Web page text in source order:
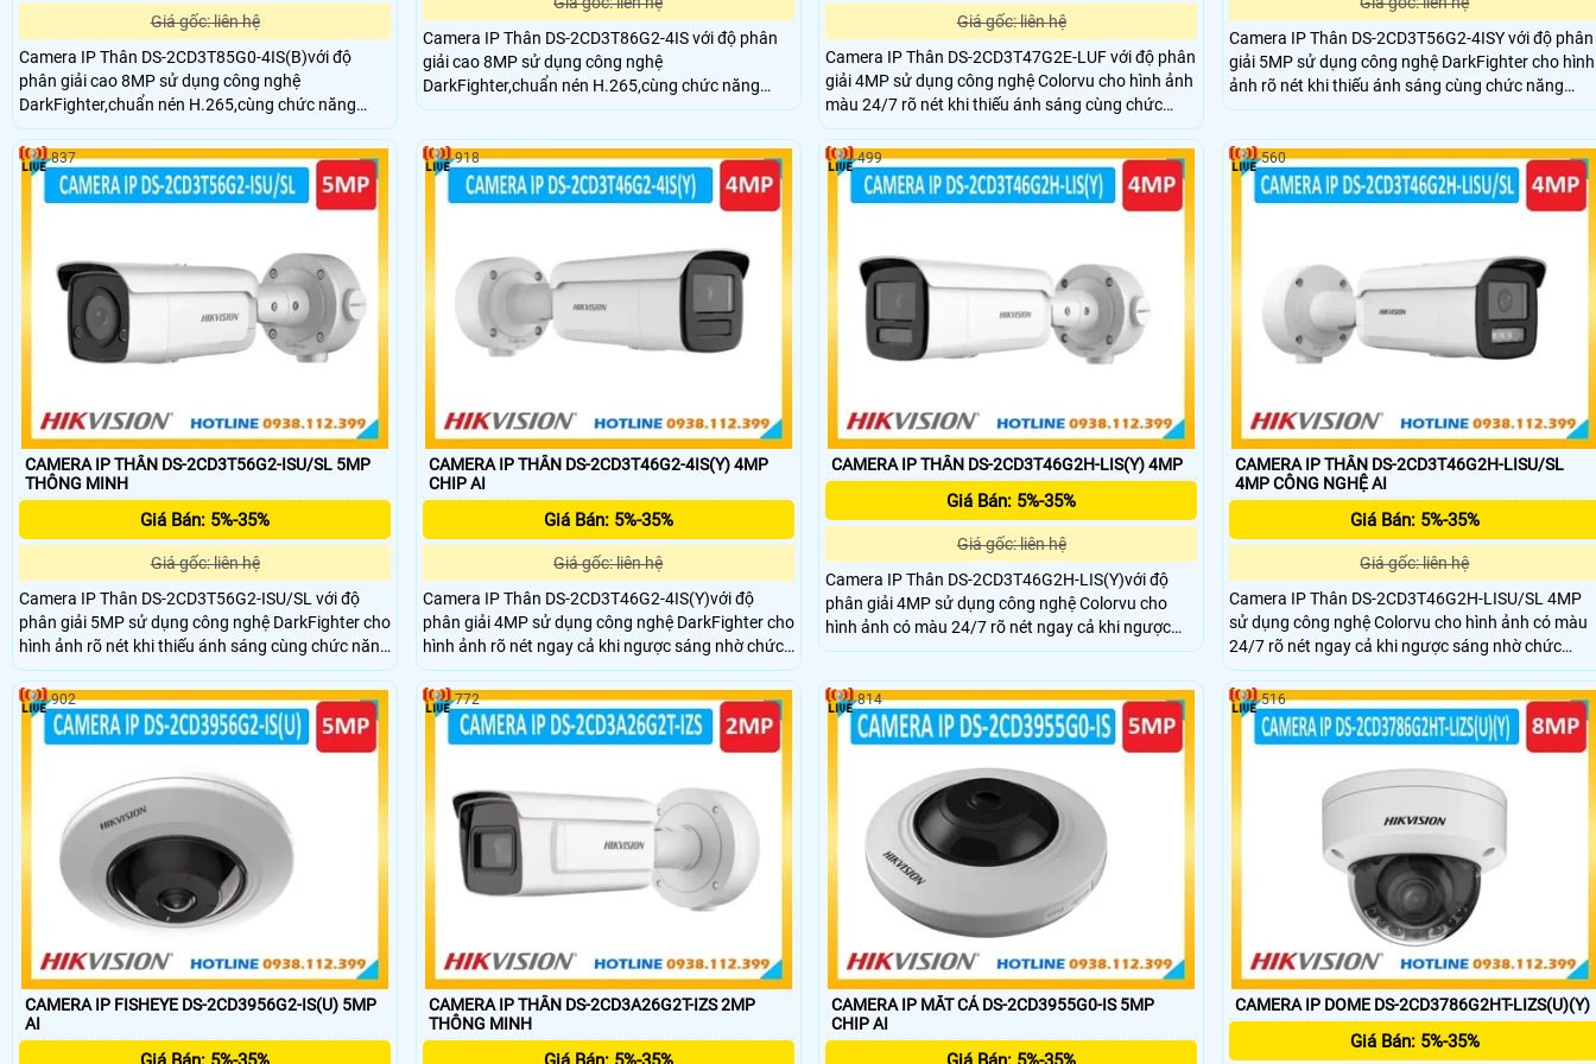
Giá gốc: liên hệ
Camera IP Thân DS-2CD3T85G0-4IS(B)với độ
phân giải cao 8MP sử dụng công nghệ
DarkFighter,chuẩn nén H.265,cùng chức năng
chóng ngược sáng WDR cho hình ảnh rõ nét ,hồng
ngoại xa 90m,chuẩn IP67,hỗ trợ thẻ nhớ SD
128GB.Vỏ kim loại là sự lựa chọn hoàn hảo cho
bạn.
Camera IP Thân DS-2CD3T86G2-4IS với độ phân
giải cao 8MP sử dụng công nghệ
DarkFighter,chuẩn nén H.265,cùng chức năng
chóng ngược sáng WDR cho hình ảnh rõ nét ,hồng
512GB.Vỏ kim loại là sự lựa chọn hoàn hảo cho
bạn,phân loại mục tiêu con người và phương tiện.
Giá gốc: liên hệ
Camera IP Thân DS-2CD3T47G2E-LUF với độ phân
giải 4MP sử dụng công nghệ Colorvu cho hình ảnh
màu 24/7 rõ nét khi thiếu ánh sáng cùng chức
năng chóng ngược sáng WDR,đèn ánh sáng ban
đêm 50m,chuẩn IP67,hỗ trợ thẻ nhớ SD
256GB.Công nghệ nén H.265.Vỏ kim loại ,hỗ trợ
phát hiện con người và xe cộ ,có khả năng hoạt
Camera IP Thân DS-2CD3T56G2-4ISY với độ phân
giải 5MP sử dụng công nghệ DarkFighter cho hình
ảnh rõ nét khi thiếu ánh sáng cùng chức năng
chóng ngược sáng WDR,hồng ngoại ban đêm
nghệ nén H.265.Vỏ kim loại ,hỗ trợ phát hiện con
người và phương tiện ,có khả năng hoạt động ổn
định.
CAMERA IP THÂN DS-2CD3T56G2-ISU/SL 5MP
THÔNG MINH
Giá Bán: 5%-35%
Giá gốc: liên hệ
Camera IP Thân DS-2CD3T56G2-ISU/SL với độ
phân giải 5MP sử dụng công nghệ DarkFighter cho
hình ảnh rõ nét khi thiếu ánh sáng cùng chức năng
chóng ngược sáng WDR,hồng ngoại ban đêm
60m,chuẩn IP67,hỗ trợ thẻ nhớ SD 512GB.Công
nghệ nén H.265.Vỏ kim loại ,hỗ trợ phát hiện con
người và phương tiện,đèn nhấp nháy và báo động
837
CAMERA IP THÂN DS-2CD3T46G2-4IS(Y) 4MP
CHIP AI
Giá Bán: 5%-35%
Giá gốc: liên hệ
Camera IP Thân DS-2CD3T46G2-4IS(Y)với độ
phân giải 4MP sử dụng công nghệ DarkFighter cho
hình ảnh rõ nét ngay cả khi ngược sáng nhờ chức
năng WDR,phân loại mục tiêu con người và
phương tiện,hỗ trợ hồng ngoại ban đêm
90m,chuẩn IP67,công suất 1,5 Tops, bộ nhớ 60
MB, RAM 400 MB và bộ nhớ eMMC 2GB.Công
918
CAMERA IP THÂN DS-2CD3T46G2H-LIS(Y) 4MP
Giá Bán: 5%-35%
Giá gốc: liên hệ
Camera IP Thân DS-2CD3T46G2H-LIS(Y)với độ
phân giải 4MP sử dụng công nghệ Colorvu cho
hình ảnh có màu 24/7 rõ nét ngay cả khi ngược
sáng nhờ chức năng WDR,phân loại mục tiêu con
60m,chuẩn IP67,công suất 1,5 Tops, bộ nhớ 60
MB, RAM 400 MB và bộ nhớ eMMC 2GB,hỗ trợ thẻ
nhớ SD 512GB.Công nghệ nén H.265 hoạt động
hiệu quả ngoài trời.
499
CAMERA IP THÂN DS-2CD3T46G2H-LISU/SL
4MP CÔNG NGHỆ AI
Giá Bán: 5%-35%
Giá gốc: liên hệ
Camera IP Thân DS-2CD3T46G2H-LISU/SL 4MP
sử dụng công nghệ Colorvu cho hình ảnh có màu
24/7 rõ nét ngay cả khi ngược sáng nhờ chức
năng WDR,phân loại mục tiêu con người và
phương tiện,hỗ trợ đèn led trắng ban đêm
60m,chuẩn IP67,công suất 1,5 Tops, bộ nhớ 60
MB, RAM 400 MB và bộ nhớ eMMC 2GB,hỗ trợ thẻ
nhớ SD 512GB.Đèn nhấp nháy và báo động âm
thanh để cảnh báo kẻ xâm nhập.
560
CAMERA IP FISHEYE DS-2CD3956G2-IS(U) 5MP
AI
902
CAMERA IP THÂN DS-2CD3A26G2T-IZS 2MP
THÔNG MINH
772
CAMERA IP MẮT CÁ DS-2CD3955G0-IS 5MP
CHIP AI
814
CAMERA IP DOME DS-2CD3786G2HT-LIZS(U)(Y)
Giá Bán: 5%-35%
516